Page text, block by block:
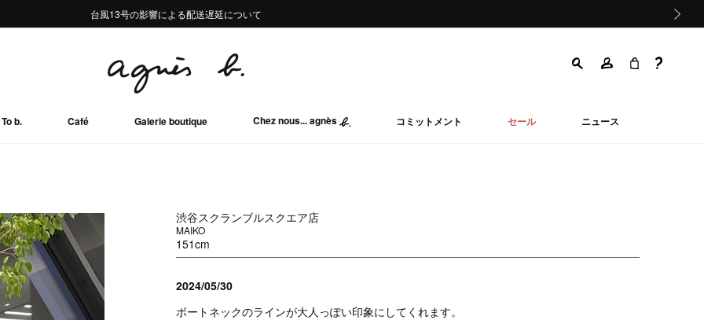
熊本地域地震の影響による配送遅延について
Summer Sale 2buy10%OFF!!
台風13号の影響による配送遅延について
熊本地域地震の影響による配送遅延について
Summer Sale 2buy10%OFF!!
To b. Café Galerie boutique Chez nous... agnès コミットメント セール ニュース
渋谷スクランブルスクエア店
MAIKO
151cm
2024/05/30
ボートネックのラインが大人っぽい印象にしてくれます。